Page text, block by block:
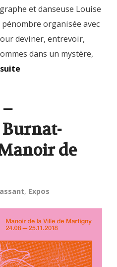
et danseuse Louise
organisée avec
deviner, entrevoir,
dans un mystère,
–
de
, Expos